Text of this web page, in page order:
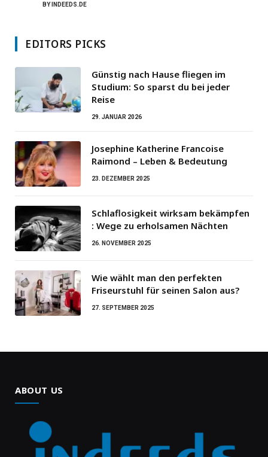
BY INDEEDS.DE
EDITORS PICKS
Günstig nach Hause fliegen im
Studium: So sparst du bei jeder
Reise
29. JANUAR 2026
Josephine Katherine Francoise
Raimond – Leben & Bedeutung
23. DEZEMBER 2025
Schlaflosigkeit wirksam bekämpfen
: Wege zu erholsamen Nächten
26. NOVEMBER 2025
Wie wählt man den perfekten
Friseurstuhl für seinen Salon aus?
27. SEPTEMBER 2025
ABOUT US